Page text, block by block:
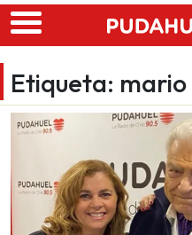
Skip to main content
Etiqueta: